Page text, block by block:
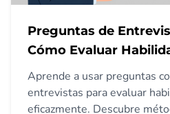
Preguntas de
Cómo Evaluar
Efectivamente
Aprende a usar preguntas
entrevistas para evaluar
eficazmente. Descubre